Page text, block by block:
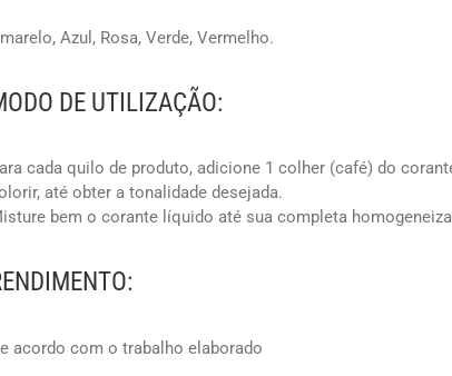
Azul, Rosa, Verde, Vermelho.
DE UTILIZAÇÃO:
cada quilo de produto, adicione 1 colher (café) do
até obter a tonalidade desejada.
bem o corante líquido até sua completa
acordo com o trabalho elaborado